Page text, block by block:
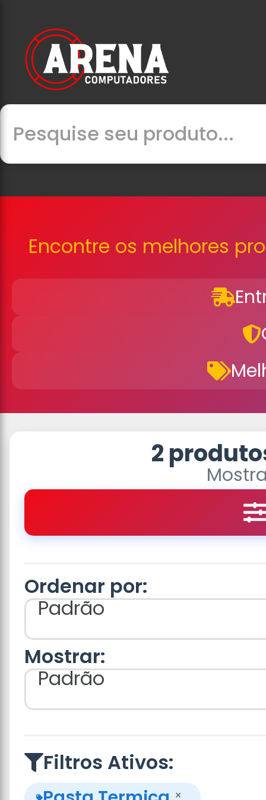
Encontre os melhores
2
Ordenar por:
Padrão
Mostrar:
Padrão
Filtros Ativos:
×